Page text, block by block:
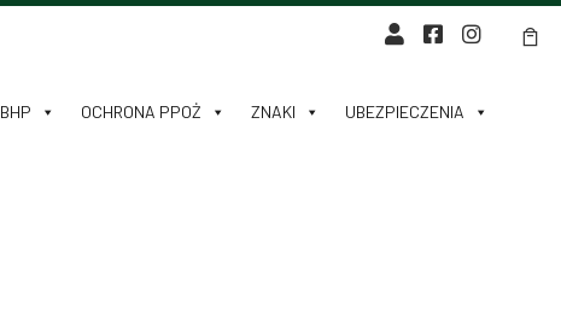
OCHRONA PPOŻ ZNAKI UBEZPIECZENIA